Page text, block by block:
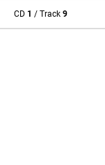
CD 1 / Track 9